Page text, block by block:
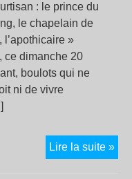
: le prince du
le chapelain de
»
ce dimanche 20
boulots qui ne
ni de vivre
Lire la suite »La